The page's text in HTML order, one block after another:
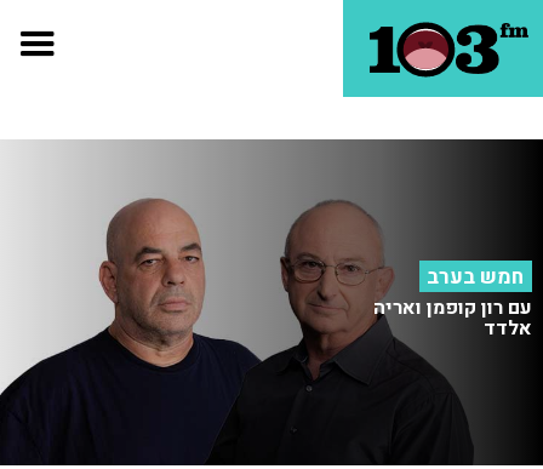
חמש בערב
עם רון קופמן ואריה
אלדד